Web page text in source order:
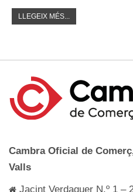
LLEGEIX MÉS...
Cambra Oficial de
Valls
Jacint Verdaguer N.º 1 –